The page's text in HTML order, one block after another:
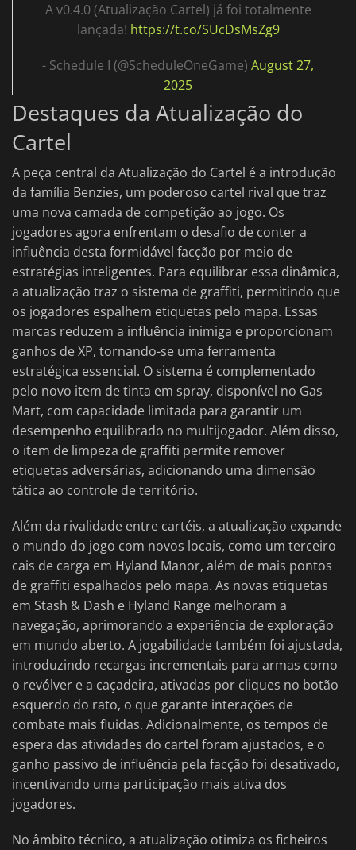
A v0.4.0 (Atualização Cartel) já foi totalmente
lançada! https://t.co/SUcDsMsZg9
- Schedule I (@ScheduleOneGame) August 27,
2025
Destaques da Atualização do
Cartel
A peça central da Atualização do Cartel é a introdução
da família Benzies, um poderoso cartel rival que traz
uma nova camada de competição ao jogo. Os
jogadores agora enfrentam o desafio de conter a
influência desta formidável facção por meio de
estratégias inteligentes. Para equilibrar essa dinâmica,
a atualização traz o sistema de graffiti, permitindo que
os jogadores espalhem etiquetas pelo mapa. Essas
marcas reduzem a influência inimiga e proporcionam
ganhos de XP, tornando-se uma ferramenta
estratégica essencial. O sistema é complementado
pelo novo item de tinta em spray, disponível no Gas
Mart, com capacidade limitada para garantir um
desempenho equilibrado no multijogador. Além disso,
o item de limpeza de graffiti permite remover
etiquetas adversárias, adicionando uma dimensão
tática ao controle de território.
Além da rivalidade entre cartéis, a atualização expande
o mundo do jogo com novos locais, como um terceiro
cais de carga em Hyland Manor, além de mais pontos
de graffiti espalhados pelo mapa. As novas etiquetas
em Stash & Dash e Hyland Range melhoram a
navegação, aprimorando a experiência de exploração
em mundo aberto. A jogabilidade também foi ajustada,
introduzindo recargas incrementais para armas como
o revólver e a caçadeira, ativadas por cliques no botão
esquerdo do rato, o que garante interações de
combate mais fluidas. Adicionalmente, os tempos de
espera das atividades do cartel foram ajustados, e o
ganho passivo de influência pela facção foi desativado,
incentivando uma participação mais ativa dos
jogadores.
No âmbito técnico, a atualização otimiza os ficheiros